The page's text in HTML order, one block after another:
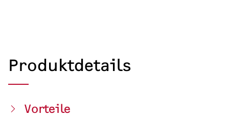
Produktdetails
Vorteile